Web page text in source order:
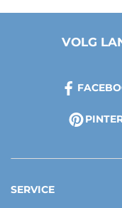
VOLG
SERVICE